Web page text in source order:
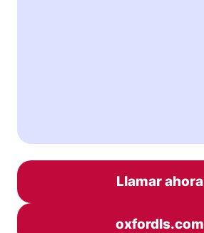
Llamar ahora
oxfordls.com